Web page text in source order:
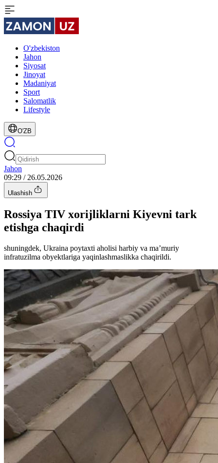
O'zbekiston
Jahon
Siyosat
Jinoyat
Madaniyat
Sport
Salomatlik
Lifestyle
O'ZB
Jahon
09:29 / 26.05.2026
Ulashish
Rossiya TIV xorijliklarni Kiyevni tark
etishga chaqirdi
shuningdek, Ukraina poytaxti aholisi harbiy va ma’muriy
infratuzilma obyektlariga yaqinlashmaslikka chaqirildi.